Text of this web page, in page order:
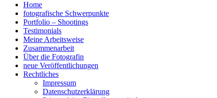
Home
fotografische Schwerpunkte
Portfolio – Shootings
Testimonials
Meine Arbeitsweise
Zusammenarbeit
Über die Fotografin
neue Veröffentlichungen
Rechtliches
Impressum
Datenschutzerklärung